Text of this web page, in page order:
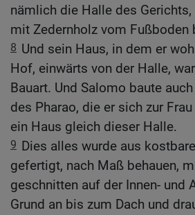
nämlich die Halle des
mit Zedernholz vom Fußboden
8 Und sein Haus, in dem er
Hof, einwärts von der Halle,
Bauart. Und Salomo baute
des Pharao, die er sich zur
ein Haus gleich dieser Halle.
9 Dies alles wurde aus
gefertigt, nach Maß behauen,
geschnitten auf der Innen- und
Grund an bis zum Dach und